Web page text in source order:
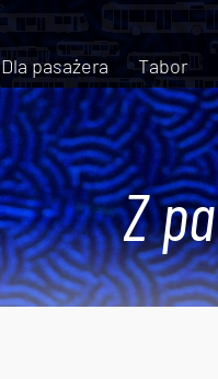
Dla pasażera Tabor
Z